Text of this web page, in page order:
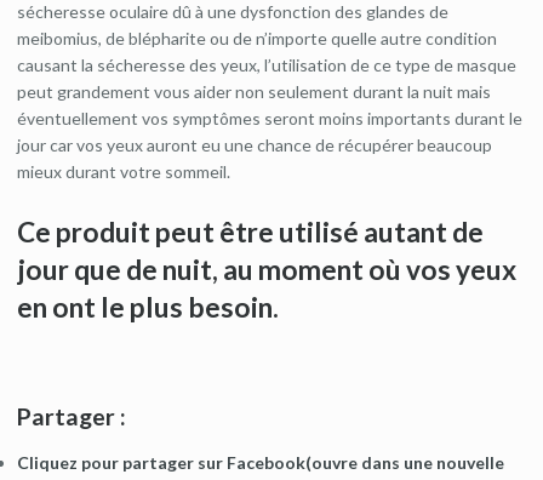
sécheresse oculaire dû à une dysfonction des glandes de
meibomius, de blépharite ou de n’importe quelle autre condition
causant la sécheresse des yeux, l’utilisation de ce type de masque
peut grandement vous aider non seulement durant la nuit mais
éventuellement vos symptômes seront moins importants durant le
jour car vos yeux auront eu une chance de récupérer beaucoup
mieux durant votre sommeil.
Ce produit peut être utilisé autant de
jour que de nuit, au moment où vos yeux
en ont le plus besoin.
Partager :
Cliquez pour partager sur Facebook(ouvre dans une nouvelle